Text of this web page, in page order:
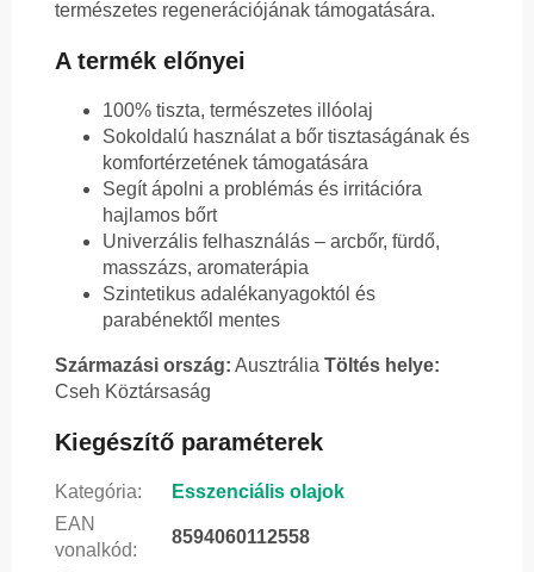
természetes regenerációjának támogatására.
A termék előnyei
100% tiszta, természetes illóolaj
Sokoldalú használat a bőr tisztaságának és
komfortérzetének támogatására
Segít ápolni a problémás és irritációra
hajlamos bőrt
Univerzális felhasználás – arcbőr, fürdő,
masszázs, aromaterápia
Szintetikus adalékanyagoktól és
parabénektől mentes
Származási ország: Ausztrália Töltés helye:
Cseh Köztársaság
Kiegészítő paraméterek
Kategória:
Esszenciális olajok
EAN
vonalkód:
8594060112558